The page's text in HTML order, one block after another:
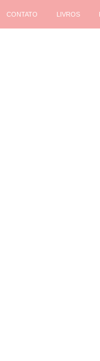
CONTATO LIVROS